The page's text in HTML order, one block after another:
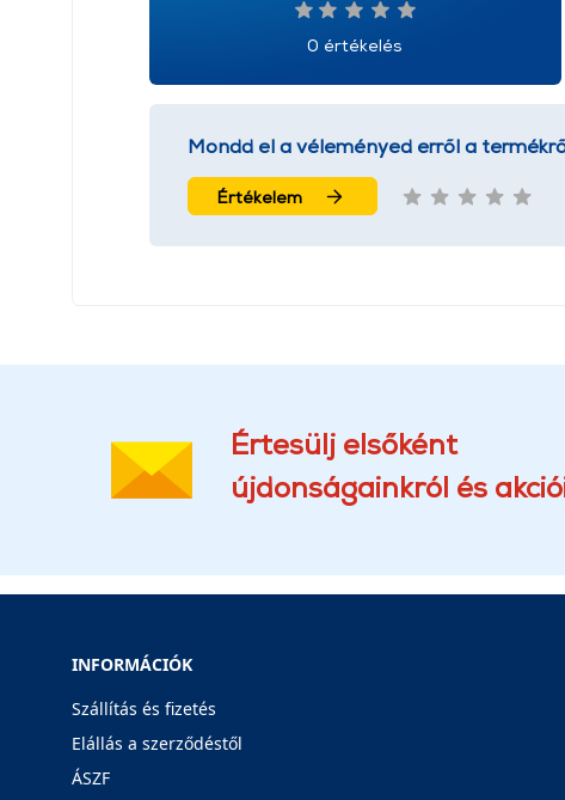
0 értékelés
Mondd el a véleményed erről a
Értékelem
Értesülj elsőként
újdonságainkról és
INFORMÁCIÓK
Szállítás és fizetés
Elállás a szerződéstől
ÁSZF